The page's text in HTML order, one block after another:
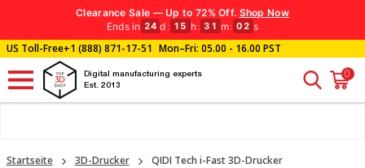
Clearance Sale — Up to 72% Off. Shop Now
Ends in 24 d : 15 h: 31 m: 01 s
US Toll-Free+1 (888) 871-17-51 Mon–Fri: 05.00 - 16.00 PST
Digital manufacturing experts
Est. 2013
0
Startseite 3D-Drucker QIDI Tech i-Fast 3D-Drucker